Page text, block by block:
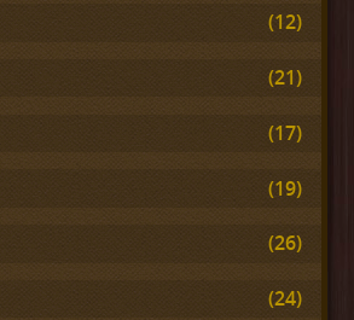
(12)
(21)
(17)
(19)
(26)
(24)